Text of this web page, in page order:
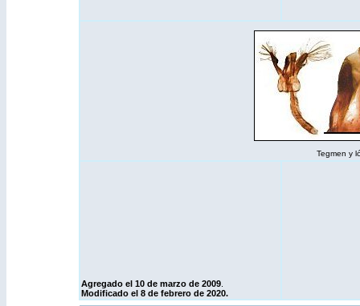
Tegmen
Agregado el 10 de marzo de 2009
Modificado el 8 de febrero de 2020.